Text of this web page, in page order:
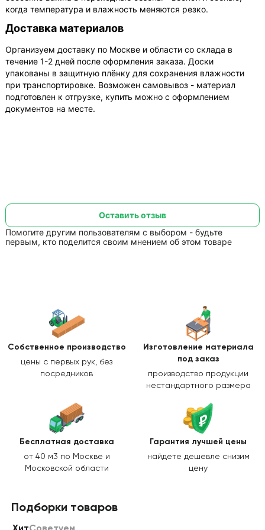
когда температура и влажность меняются резко.
Доставка материалов
Организуем доставку по Москве и области со склада в
течение 1-2 дней после оформления заказа. Доски
упакованы в защитную плёнку для сохранения влажности
при транспортировке. Возможен самовывоз - материал
подготовлен к отгрузке, купить можно с оформлением
документов на месте.
Помогите другим пользователям с выбором - будьте
первым, кто поделится своим мнением об этом товаре
Оставить отзыв
Собственное производство
цены с первых рук, без
посредников
Изготовление материала
под заказ
производство продукции
нестандартного размера
Бесплатная доставка
от 40 м3 по Москве и
Московской области
Гарантия лучшей цены
найдете дешевле снизим
цену
Подборки товаров